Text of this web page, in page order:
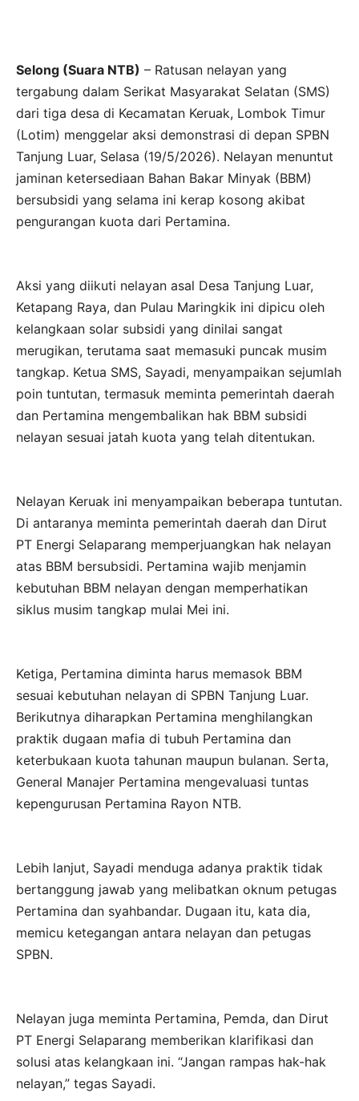
Selong (Suara NTB) – Ratusan nelayan yang
tergabung dalam Serikat Masyarakat Selatan (SMS)
dari tiga desa di Kecamatan Keruak, Lombok Timur
(Lotim) menggelar aksi demonstrasi di depan SPBN
Tanjung Luar, Selasa (19/5/2026). Nelayan menuntut
jaminan ketersediaan Bahan Bakar Minyak (BBM)
bersubsidi yang selama ini kerap kosong akibat
pengurangan kuota dari Pertamina.
Aksi yang diikuti nelayan asal Desa Tanjung Luar,
Ketapang Raya, dan Pulau Maringkik ini dipicu oleh
kelangkaan solar subsidi yang dinilai sangat
merugikan, terutama saat memasuki puncak musim
tangkap. Ketua SMS, Sayadi, menyampaikan sejumlah
poin tuntutan, termasuk meminta pemerintah daerah
dan Pertamina mengembalikan hak BBM subsidi
nelayan sesuai jatah kuota yang telah ditentukan.
Nelayan Keruak ini menyampaikan beberapa tuntutan.
Di antaranya meminta pemerintah daerah dan Dirut
PT Energi Selaparang memperjuangkan hak nelayan
atas BBM bersubsidi. Pertamina wajib menjamin
kebutuhan BBM nelayan dengan memperhatikan
siklus musim tangkap mulai Mei ini.
Ketiga, Pertamina diminta harus memasok BBM
sesuai kebutuhan nelayan di SPBN Tanjung Luar.
Berikutnya diharapkan Pertamina menghilangkan
praktik dugaan mafia di tubuh Pertamina dan
keterbukaan kuota tahunan maupun bulanan. Serta,
General Manajer Pertamina mengevaluasi tuntas
kepengurusan Pertamina Rayon NTB.
Lebih lanjut, Sayadi menduga adanya praktik tidak
bertanggung jawab yang melibatkan oknum petugas
Pertamina dan syahbandar. Dugaan itu, kata dia,
memicu ketegangan antara nelayan dan petugas
SPBN.
Nelayan juga meminta Pertamina, Pemda, dan Dirut
PT Energi Selaparang memberikan klarifikasi dan
solusi atas kelangkaan ini. “Jangan rampas hak-hak
nelayan,” tegas Sayadi.